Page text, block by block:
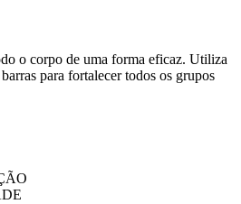
o corpo de uma forma eficaz. Utiliza
para fortalecer todos os grupos